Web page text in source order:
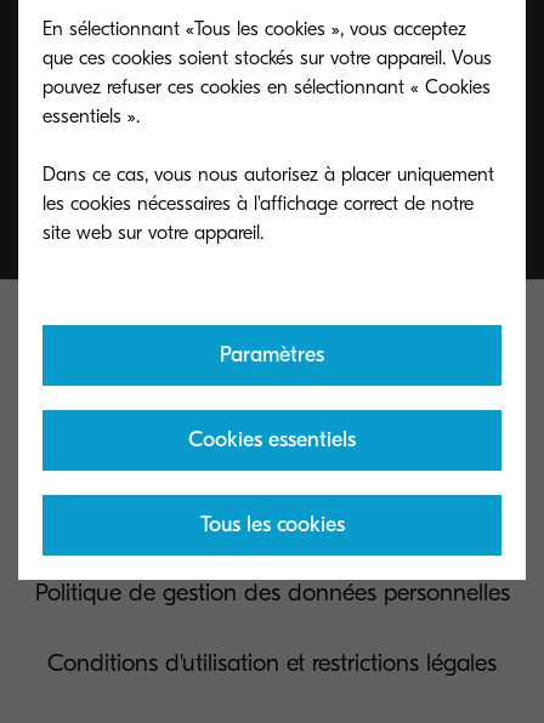
Nous contacter
Utilisation des cookies
Politique de gestion des données personnelles
Conditions d'utilisation et restrictions légales
En sélectionnant «Tous les cookies », vous acceptez
que ces cookies soient stockés sur votre appareil. Vous
pouvez refuser ces cookies en sélectionnant « Cookies
essentiels ».
Dans ce cas, vous nous autorisez à placer uniquement
les cookies nécessaires à l'affichage correct de notre
Paramètres
Cookies essentiels
Tous les cookies